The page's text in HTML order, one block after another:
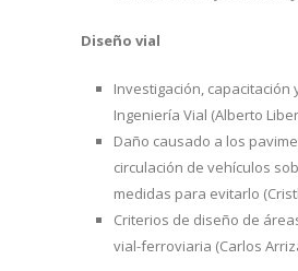
Diseño vial
Investigación, capacitación
Ingeniería Vial (Alberto
Daño causado a los
circulación de vehículos
medidas para evitarlo
Criterios de diseño de
vial-ferroviaria (Carlos